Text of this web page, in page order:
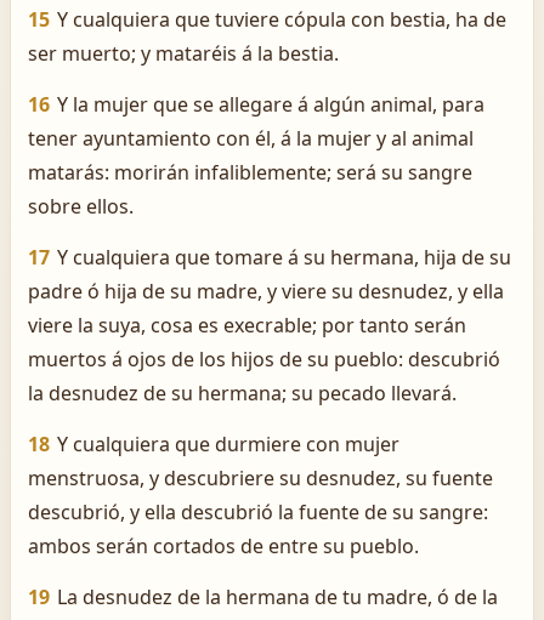
15 Y cualquiera que tuviere cópula con bestia, ha de
ser muerto; y mataréis á la bestia.
16 Y la mujer que se allegare á algún animal, para
tener ayuntamiento con él, á la mujer y al animal
matarás: morirán infaliblemente; será su sangre
sobre ellos.
17 Y cualquiera que tomare á su hermana, hija de su
padre ó hija de su madre, y viere su desnudez, y ella
viere la suya, cosa es execrable; por tanto serán
muertos á ojos de los hijos de su pueblo: descubrió
la desnudez de su hermana; su pecado llevará.
18 Y cualquiera que durmiere con mujer
menstruosa, y descubriere su desnudez, su fuente
descubrió, y ella descubrió la fuente de su sangre:
ambos serán cortados de entre su pueblo.
19 La desnudez de la hermana de tu madre, ó de la